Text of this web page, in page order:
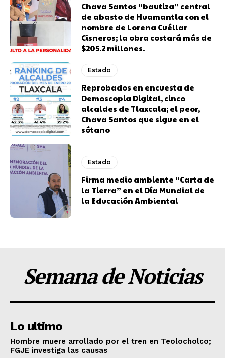
Chava Santos “bautiza” central
de abasto de Huamantla con el
nombre de Lorena Cuéllar
Cisneros; la obra costará más de
$205.2 millones.
Estado
Reprobados en encuesta de
Demoscopia Digital, cinco
alcaldes de Tlaxcala; el peor,
Chava Santos que sigue en el
sótano
Estado
Firma medio ambiente “Carta de
la Tierra” en el Día Mundial de
la Educación Ambiental
Semana de Noticias
Lo ultimo
Hombre muere arrollado por el tren en Teolocholco;
FGJE investiga las causas